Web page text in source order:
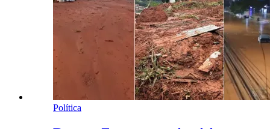
Política